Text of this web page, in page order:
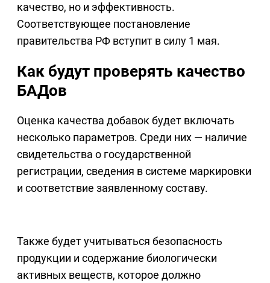
качество, но и эффективность.
Соответствующее постановление
правительства РФ вступит в силу 1 мая.
Как будут проверять качество
БАДов
Оценка качества добавок будет включать
несколько параметров. Среди них — наличие
свидетельства о государственной
регистрации, сведения в системе маркировки
и соответствие заявленному составу.
Также будет учитываться безопасность
продукции и содержание биологически
активных веществ, которое должно